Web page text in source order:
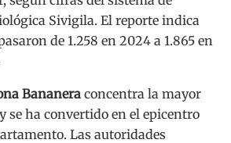
Sivigila. El reporte indica
de 1.258 en 2024 a 1.865 en
Bananera concentra la mayor
se ha convertido en el epicentro
Las autoridades